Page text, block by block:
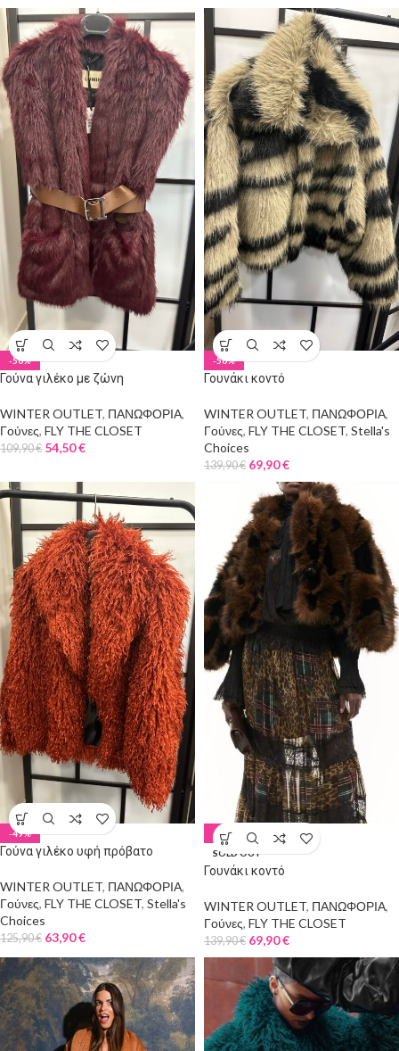
-50%
Γούνα γιλέκο με ζώνη
WINTER OUTLET, ΠΑΝΩΦΟΡΙΑ,
Γούνες, FLY THE CLOSET
109,90€ 54,50€
-50%
Γουνάκι κοντό
WINTER OUTLET, ΠΑΝΩΦΟΡΙΑ,
Γούνες, FLY THE CLOSET, Stella's
Choices
139,90€ 69,90€
-49%
Γούνα γιλέκο υφή πρόβατο
WINTER OUTLET, ΠΑΝΩΦΟΡΙΑ,
Γούνες, FLY THE CLOSET, Stella's
Choices
125,90€ 63,90€
-50%
SOLD OUT
Γουνάκι κοντό
WINTER OUTLET, ΠΑΝΩΦΟΡΙΑ,
Γούνες, FLY THE CLOSET
139,90€ 69,90€